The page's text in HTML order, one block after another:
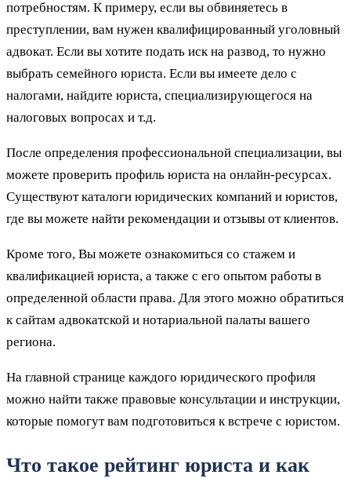
потребностям. К примеру, если вы обвиняетесь в
преступлении, вам нужен квалифицированный уголовный
адвокат. Если вы хотите подать иск на развод, то нужно
выбрать семейного юриста. Если вы имеете дело с
налогами, найдите юриста, специализирующегося на
налоговых вопросах и т.д.
После определения профессиональной специализации, вы
можете проверить профиль юриста на онлайн-ресурсах.
Существуют каталоги юридических компаний и юристов,
где вы можете найти рекомендации и отзывы от клиентов.
Кроме того, Вы можете ознакомиться со стажем и
квалификацией юриста, а также с его опытом работы в
определенной области права. Для этого можно обратиться
к сайтам адвокатской и нотариальной палаты вашего
региона.
На главной странице каждого юридического профиля
можно найти также правовые консультации и инструкции,
которые помогут вам подготовиться к встрече с юристом.
Что такое рейтинг юриста и как